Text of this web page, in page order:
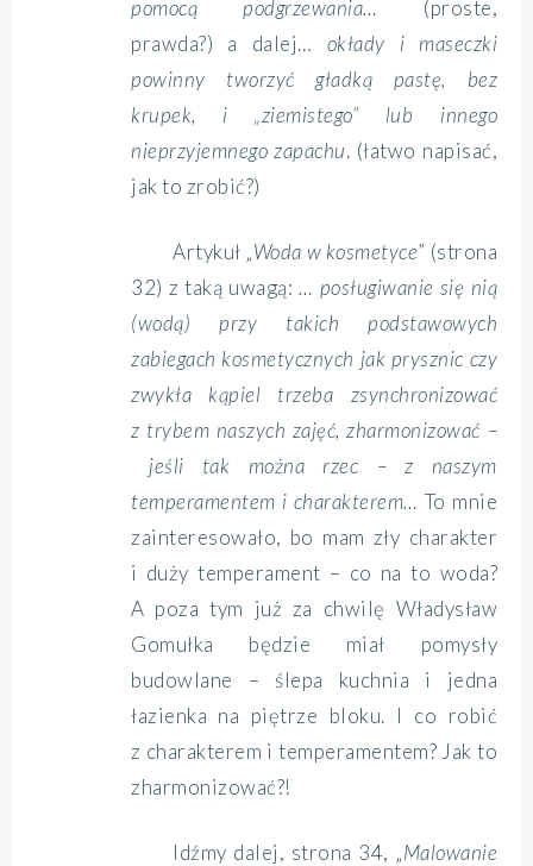
pomocą podgrzewania… (proste,
prawda?) a dalej… okłady i maseczki
powinny tworzyć gładką pastę, bez
krupek, i „ziemistego” lub innego
nieprzyjemnego zapachu. (łatwo napisać,
jak to zrobić?)
Artykuł „Woda w kosmetyce” (strona
32) z taką uwagą:… posługiwanie się nią
(wodą) przy takich podstawowych
zabiegach kosmetycznych jak prysznic czy
zwykła kąpiel trzeba zsynchronizować
z trybem naszych zajęć, zharmonizować –
jeśli tak można rzec – z naszym
temperamentem i charakterem… To mnie
zainteresowało, bo mam zły charakter
i duży temperament – co na to woda?
A poza tym już za chwilę Władysław
Gomułka będzie miał pomysły
budowlane – ślepa kuchnia i jedna
łazienka na piętrze bloku. I co robić
z charakterem i temperamentem? Jak to
zharmonizować?!
Idźmy dalej, strona 34, „Malowanie